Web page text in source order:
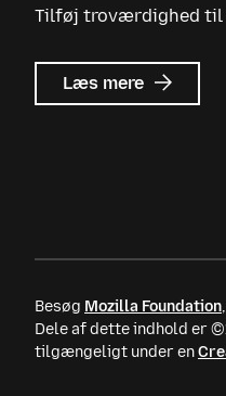
Tilføj troværdighed til
Læs mere om
Mozilla
Besøg Mozilla Foundation
Dele af dette indhold er
tilgængeligt under en